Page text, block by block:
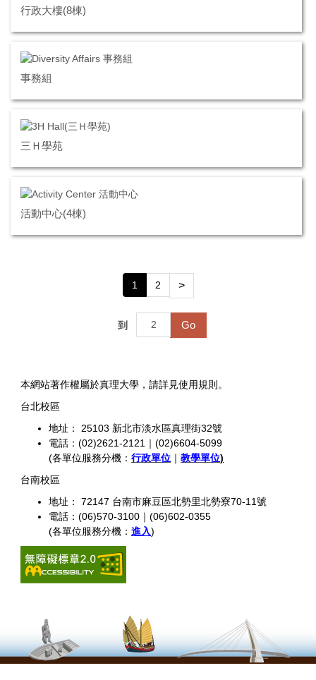
行政大樓(8棟)
事務組
三Ｈ學苑
活動中心(4棟)
1 2 >
到 Go
本網站著作權屬於真理大學，請詳見使用規則。
台北校區
地址： 25103 新北市淡水區真理街32號
電話：(02)2621-2121｜(02)6604-5099
(各單位服務分機： 行政單位 ｜ 教學單位)
台南校區
地址： 72147 台南市麻豆區北勢里北勢寮70-11號
電話：(06)570-3100｜(06)602-0355
(各單位服務分機： 進入)